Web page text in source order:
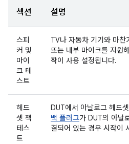
섹션 설명
스피
커 및
마이
크 테
스트
TV나 자동차 기기와 마찬
또는 내부 마이크를 지원
작이 사용 설정됩니다.
헤드
셋 잭
테스
트
DUT에서 아날로그 헤드
백 플러그가 DUT의 아날
결되어 있는 경우 시작이